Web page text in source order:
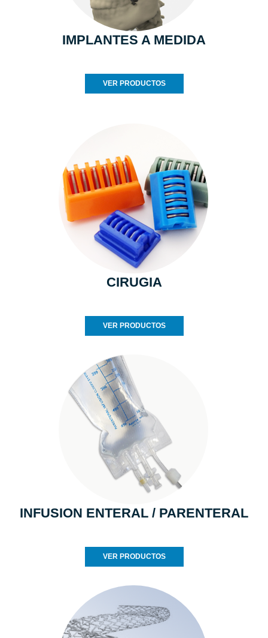
IMPLANTES A MEDIDA
VER PRODUCTOS
CIRUGIA
VER PRODUCTOS
INFUSION ENTERAL / PARENTERAL
VER PRODUCTOS